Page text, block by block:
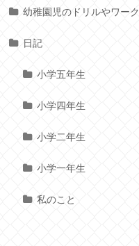
幼稚園児のドリルやワーク
日記
小学五年生
小学四年生
小学二年生
小学一年生
私のこと